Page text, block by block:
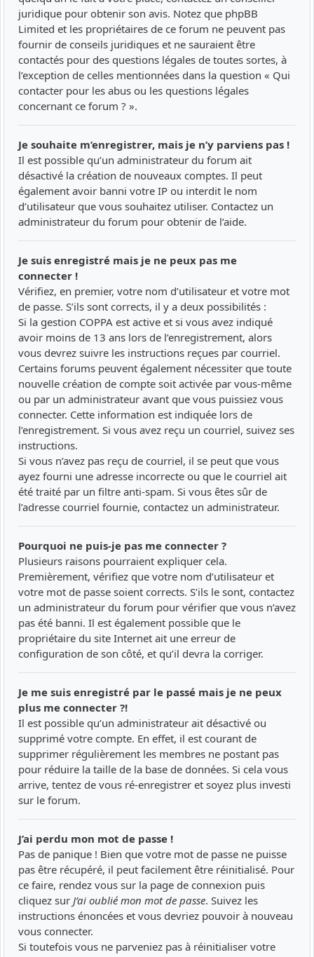
juridique pour obtenir son avis. Notez que phpBB
Limited et les propriétaires de ce forum ne peuvent pas
fournir de conseils juridiques et ne sauraient être
contactés pour des questions légales de toutes sortes, à
l’exception de celles mentionnées dans la question « Qui
contacter pour les abus ou les questions légales
concernant ce forum ? ».
Je souhaite m’enregistrer, mais je n’y parviens pas !
Il est possible qu’un administrateur du forum ait
désactivé la création de nouveaux comptes. Il peut
également avoir banni votre IP ou interdit le nom
d’utilisateur que vous souhaitez utiliser. Contactez un
administrateur du forum pour obtenir de l’aide.
Je suis enregistré mais je ne peux pas me
connecter !
Vérifiez, en premier, votre nom d’utilisateur et votre mot
de passe. S’ils sont corrects, il y a deux possibilités :
Si la gestion COPPA est active et si vous avez indiqué
avoir moins de 13 ans lors de l’enregistrement, alors
vous devrez suivre les instructions reçues par courriel.
Certains forums peuvent également nécessiter que toute
nouvelle création de compte soit activée par vous-même
ou par un administrateur avant que vous puissiez vous
connecter. Cette information est indiquée lors de
l’enregistrement. Si vous avez reçu un courriel, suivez ses
instructions.
Si vous n’avez pas reçu de courriel, il se peut que vous
ayez fourni une adresse incorrecte ou que le courriel ait
été traité par un filtre anti-spam. Si vous êtes sûr de
l’adresse courriel fournie, contactez un administrateur.
Pourquoi ne puis-je pas me connecter ?
Plusieurs raisons pourraient expliquer cela.
Premièrement, vérifiez que votre nom d’utilisateur et
votre mot de passe soient corrects. S’ils le sont, contactez
un administrateur du forum pour vérifier que vous n’avez
pas été banni. Il est également possible que le
propriétaire du site Internet ait une erreur de
configuration de son côté, et qu’il devra la corriger.
Je me suis enregistré par le passé mais je ne peux
plus me connecter ?!
Il est possible qu’un administrateur ait désactivé ou
supprimé votre compte. En effet, il est courant de
supprimer régulièrement les membres ne postant pas
pour réduire la taille de la base de données. Si cela vous
arrive, tentez de vous ré-enregistrer et soyez plus investi
sur le forum.
J’ai perdu mon mot de passe !
Pas de panique ! Bien que votre mot de passe ne puisse
pas être récupéré, il peut facilement être réinitialisé. Pour
ce faire, rendez vous sur la page de connexion puis
cliquez sur J’ai oublié mon mot de passe. Suivez les
instructions énoncées et vous devriez pouvoir à nouveau
vous connecter.
Si toutefois vous ne parveniez pas à réinitialiser votre